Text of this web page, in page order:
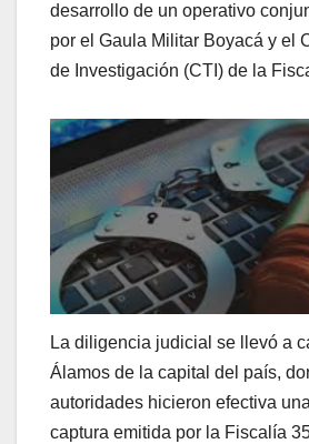
desarrollo de un operativo
por el Gaula Militar Boyacá y el
de Investigación (CTI) de la
La diligencia judicial se llevó a
Álamos de la capital del país,
autoridades hicieron efectiva
captura emitida por la Fiscalía